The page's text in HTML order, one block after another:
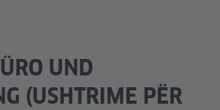
UND
(USHTRIME PËR